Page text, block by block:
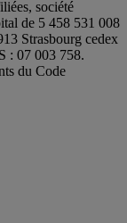
société
de 5 458 531 008
Strasbourg cedex
: 07 003 758.
du Code